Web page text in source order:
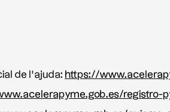
de l’ajuda: https://
registro-